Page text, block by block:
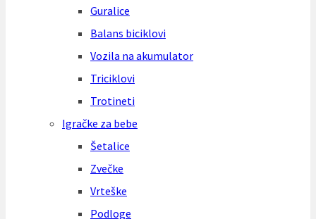
Guralice
Balans biciklovi
Vozila na akumulator
Triciklovi
Trotineti
Igračke za bebe
Šetalice
Zvečke
Vrteške
Podloge